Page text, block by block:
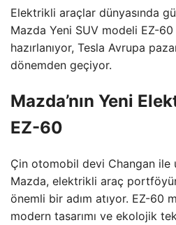
Elektrikli araçlar dünyasında
Mazda Yeni SUV modeli EZ-
hazırlanıyor, Tesla Avrupa
dönemden geçiyor.
Mazda’nın Yeni
EZ-60
Çin otomobil devi Changan ile
Mazda, elektrikli araç
önemli bir adım atıyor. EZ-60
modern tasarımı ve ekolojik